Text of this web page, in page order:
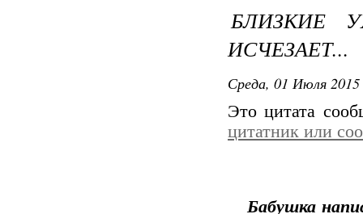
БЛИЗКИЕ
ИСЧЕЗАЕТ...
Среда, 01 Июля
Это цитата
цитатник или
Бабушка